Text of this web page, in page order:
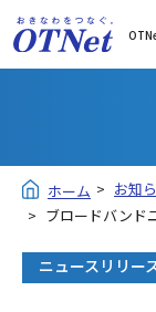
ホーム
お知
ブロードバンド
ニュースリリー